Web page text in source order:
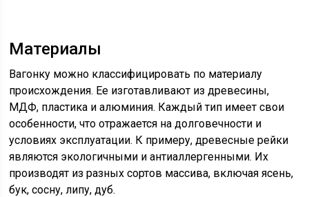
Материалы
Вагонку можно классифицировать по материалу
происхождения. Ее изготавливают из древесины,
МДФ, пластика и алюминия. Каждый тип имеет свои
особенности, что отражается на долговечности и
условиях эксплуатации. К примеру, древесные рейки
являются экологичными и антиаллергенными. Их
производят из разных сортов массива, включая ясень,
бук, сосну, липу, дуб.